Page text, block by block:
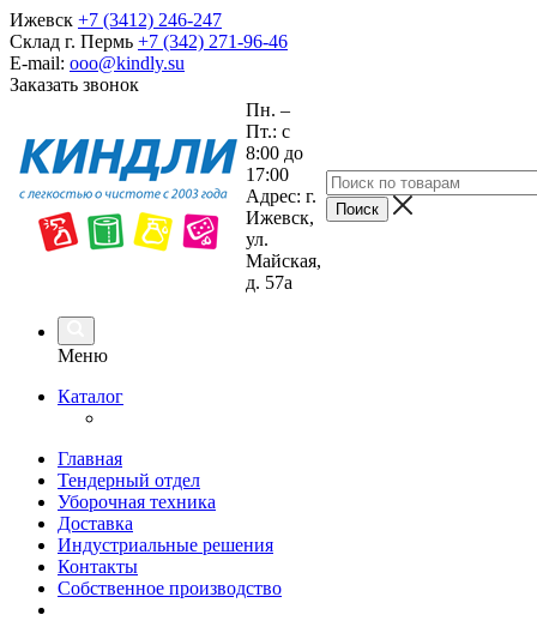
Ижевск +7 (3412) 246-247
Склад г. Пермь +7 (342) 271-96-46
E-mail: ooo@kindly.su
Заказать звонок
Пн. –
Пт.: с
8:00 до
17:00
Адрес: г.
Ижевск,
ул.
Майская,
д. 57а
Меню
Каталог
Главная
Тендерный отдел
Уборочная техника
Доставка
Индустриальные решения
Контакты
Собственное производство